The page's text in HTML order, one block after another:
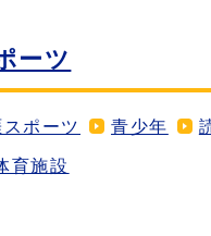
ーツ
ポーツ 青少年
育施設